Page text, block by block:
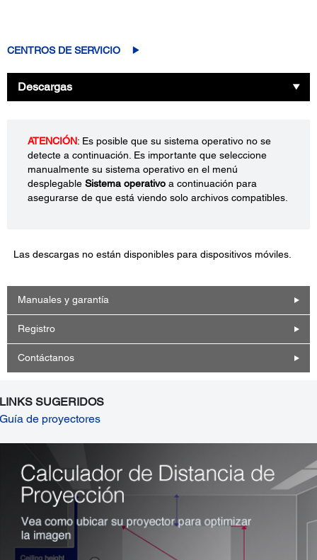
CENTROS DE SERVICIO
Descargas
ATENCIÓN: Es posible que su sistema operativo no se
detecte a continuación. Es importante que seleccione
manualmente su sistema operativo en el menú
desplegable Sistema operativo a continuación para
asegurarse de que está viendo solo archivos compatibles.
Las descargas no están disponibles para dispositivos móviles.
Manuales y garantía
Registro
Contáctanos
LINKS SUGERIDOS
Guía de proyectores